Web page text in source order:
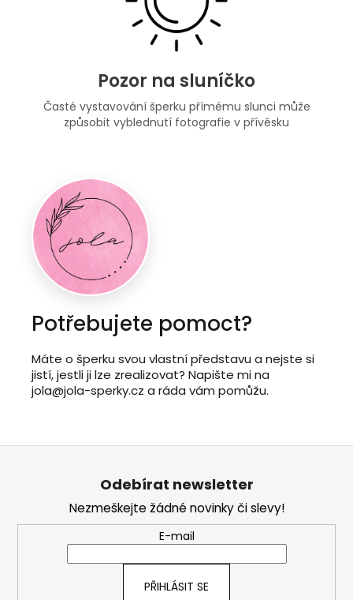
Pozor na sluníčko
Časté vystavování šperku přímému slunci může
způsobit vyblednutí fotografie v přívěsku
Potřebujete pomoct?
Máte o šperku svou vlastní představu a nejste si
jistí, jestli ji lze zrealizovat? Napište mi na
jola@jola-sperky.cz a ráda vám pomůžu.
Odebírat newsletter
Nezmeškejte žádné novinky či slevy!
E-mail
PŘIHLÁSIT SE